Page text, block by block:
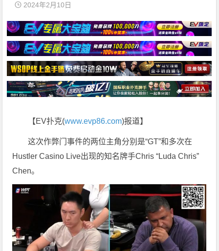
2024年2月10日
【EV扑克(www.evp86.com)报道】
这次作弊门事件的两位主角分别是“GT”和多次在
Hustler Casino Live出现的知名牌手Chris “Luda Chris”
Chen。